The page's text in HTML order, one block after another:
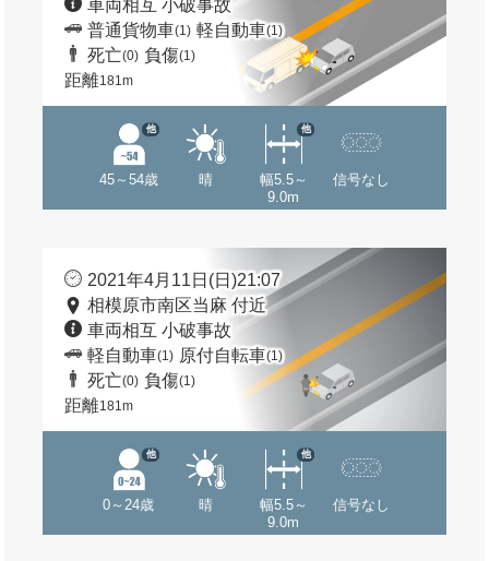
車両相互 小破事故
普通貨物車(1) 軽自動車(1)
死亡(0) 負傷(1)
距離181m
45～54歳
他
晴
幅5.5～
9.0m
他
信号なし
2021年4月11日(日)21:07
相模原市南区当麻 付近
車両相互 小破事故
軽自動車(1) 原付自転車(1)
死亡(0) 負傷(1)
距離181m
0～24歳
他
晴
幅5.5～
9.0m
他
信号なし